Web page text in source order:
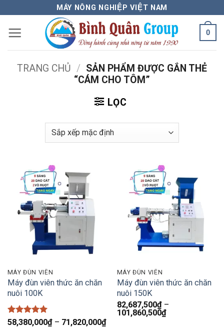
nội
dung
MÁY NÔNG NGHIỆP VIỆT NAM
0
TRANG CHỦ / SẢN PHẨM ĐƯỢC GẮN THẺ
“CÁM CHO TÔM”
LỌC
MÁY ĐÙN VIÊN
Máy đùn viên thức ăn chăn
nuôi 100K
Được xếp
hạng
5
58,380,000₫ – 71,820,000₫Khoảng
giá:
MÁY ĐÙN VIÊN
Máy đùn viên thức ăn chăn
nuôi 150K
82,687,500₫ –
101,860,500₫Khoảng
giá: